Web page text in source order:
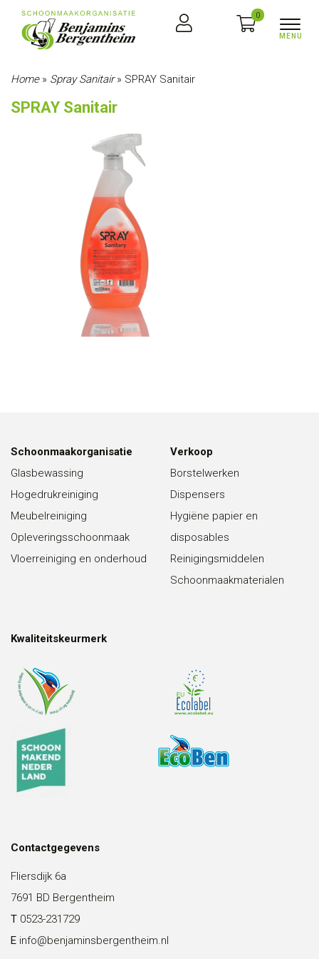
0
Home» Spray Sanitair» SPRAY Sanitair
SPRAY Sanitair
Schoonmaakorganisatie
Glasbewassing
Hogedrukreiniging
Meubelreiniging
Opleveringsschoonmaak
Vloerreiniging en onderhoud
Verkoop
Borstelwerken
Dispensers
Hygiëne papier en
disposables
Reinigingsmiddelen
Schoonmaakmaterialen
Kwaliteitskeurmerk
Contactgegevens
Fliersdijk 6a
7691 BD Bergentheim
T 0523-231729
E info@benjaminsbergentheim.nl